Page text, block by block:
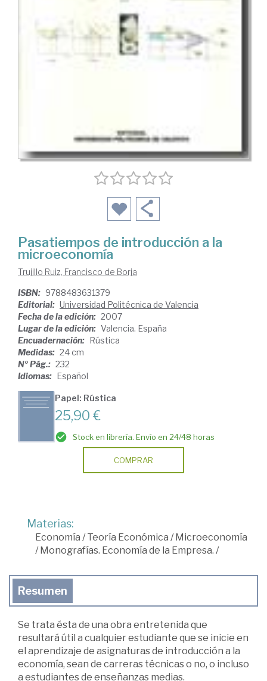
Pasatiempos de introducción a la
microeconomía
Trujillo Ruiz, Francisco de Borja
ISBN: 9788483631379
Editorial: Universidad Politécnica de Valencia
Fecha de la edición: 2007
Lugar de la edición: Valencia. España
Encuadernación: Rústica
Medidas: 24 cm
Nº Pág.: 232
Idiomas: Español
Papel: Rústica
25,90 €
Stock en librería. Envío en 24/48 horas
COMPRAR
Materias:
Economía /Teoría Económica /Microeconomía
/Monografías. Economía de la Empresa. /
Resumen
Se trata ésta de una obra entretenida que
resultará útil a cualquier estudiante que se inicie en
el aprendizaje de asignaturas de introducción a la
economía, sean de carreras técnicas o no, o incluso
a estudiantes de enseñanzas medias.